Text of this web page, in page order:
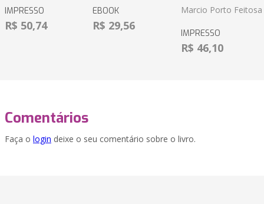
IMPRESSO
R$ 50,74
EBOOK
R$ 29,56
Marcio Porto Feitosa
IMPRESSO
R$ 46,10
Comentários
Faça o login deixe o seu comentário sobre o livro.